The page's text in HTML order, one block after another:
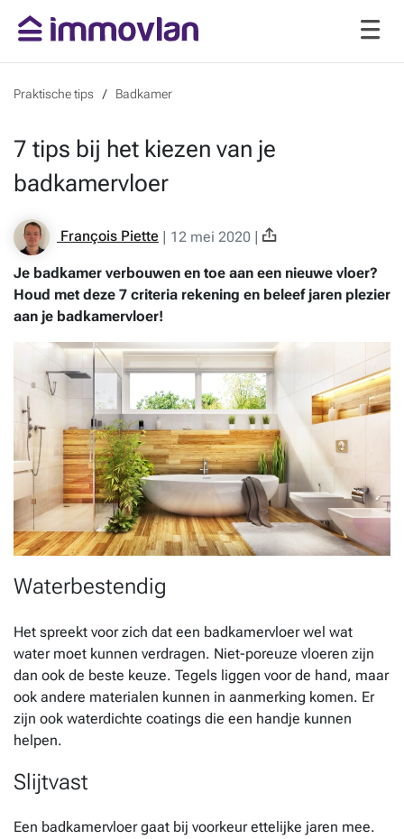
Praktische tips Badkamer
7 tips bij het kiezen van je
badkamervloer
François Piette | 12 mei 2020 |
Je badkamer verbouwen en toe aan een nieuwe vloer?
Houd met deze 7 criteria rekening en beleef jaren plezier
aan je badkamervloer!
Waterbestendig
Het spreekt voor zich dat een badkamervloer wel wat
water moet kunnen verdragen. Niet-poreuze vloeren zijn
dan ook de beste keuze. Tegels liggen voor de hand, maar
ook andere materialen kunnen in aanmerking komen. Er
zijn ook waterdichte coatings die een handje kunnen
helpen.
Slijtvast
Een badkamervloer gaat bij voorkeur ettelijke jaren mee.